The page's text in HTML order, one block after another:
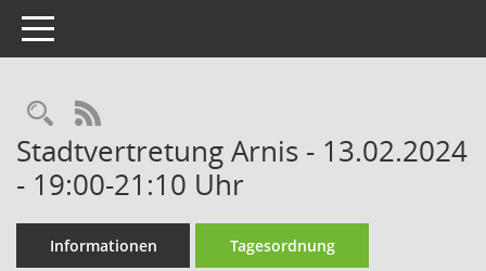
Toggle navigation
Rechercheauswahl
RSS-Feed
Stadtvertretung Arnis - 13.02.2024
- 19:00-21:10 Uhr
Informationen Tagesordnung